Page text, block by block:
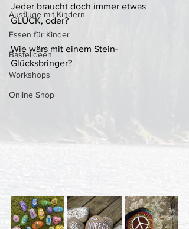
Ausflüge mit Kindern
Essen für Kinder
Bastelideen
Workshops
Online Shop
Jeder braucht doch immer etwas
GLÜCK, oder?
Wie wärs mit einem Stein-
Glücksbringer?